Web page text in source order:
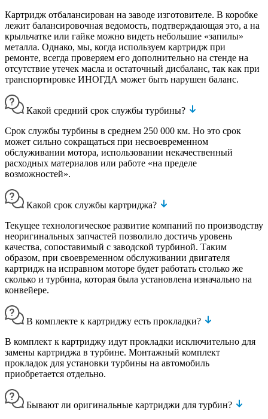
Картридж отбалансирован на заводе изготовителе. В коробке
лежит балансировочная ведомость, подтверждающая это, а на
крыльчатке или гайке можно видеть небольшие «запилы»
металла. Однако, мы, когда используем картридж при
ремонте, всегда проверяем его дополнительно на стенде на
отсутствие утечек масла и остаточный дисбаланс, так как при
транспортировке ИНОГДА может быть нарушен баланс.
Какой средний срок службы турбины?
Срок службы турбины в среднем 250 000 км. Но это срок
может сильно сокращаться при несвоевременном
обслуживании мотора, использовании некачественный
расходных материалов или работе «на пределе
возможностей».
Какой срок службы картриджа?
Текущее технологическое развитие компаний по производству
неоригинальных запчастей позволило достичь уровень
качества, сопоставимый с заводской турбиной. Таким
образом, при своевременном обслуживании двигателя
картридж на исправном моторе будет работать столько же
сколько и турбина, которая была установлена изначально на
конвейере.
В комплекте к картриджу есть прокладки?
В комплект к картриджу идут прокладки исключительно для
замены картриджа в турбине. Монтажный комплект
прокладок для установки турбины на автомобиль
приобретается отдельно.
Бывают ли оригинальные картриджи для турбин?